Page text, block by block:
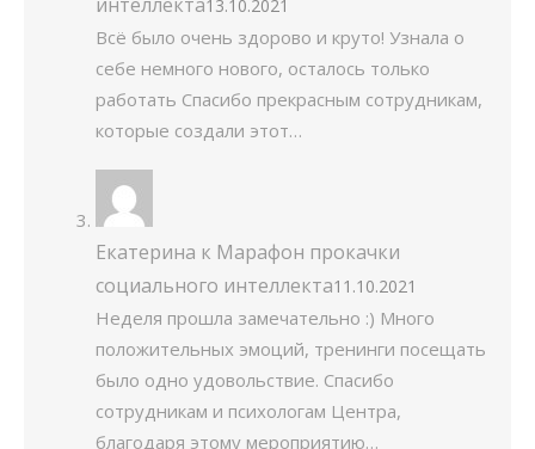
13.10.2021
Всё было очень здорово и круто! Узнала о
себе немного нового, осталось только
работать Спасибо прекрасным сотрудникам,
которые создали этот…
Екатерина к Марафон прокачки
социального интеллекта11.10.2021
Неделя прошла замечательно :) Много
положительных эмоций, тренинги посещать
было одно удовольствие. Спасибо
сотрудникам и психологам Центра,
благодаря этому мероприятию…